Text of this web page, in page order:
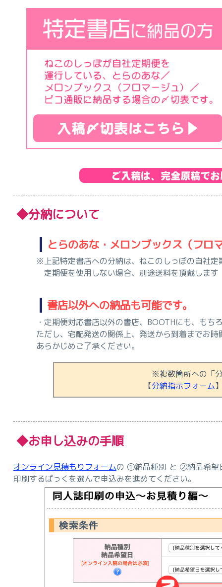
◆分納について
とらのあな・メロンブックス（フロ
※上記特定書店への分納は、ねこのしっぽの自社
定期便を使用しない場合、別途送料を頂戴しま
書店以外への納品も可能です。
・定期便対応書店以外の書店、BOOTHにも、もち
ただし、宅配発送の関係上、発送から到着までお
あらかじめご了承ください。
※複数箇所への「
【分納指示フォーム
◆お申し込みの手順
オンライン見積もりフォームの ①納品種別 と ②納品希望
印刷するぱっくを選んで申込みを進めてください。